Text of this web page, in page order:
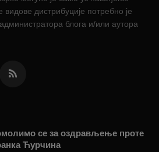
дистрибуције потребно је
блога и/или аутора
се за оздрављење проте
Ћурчина